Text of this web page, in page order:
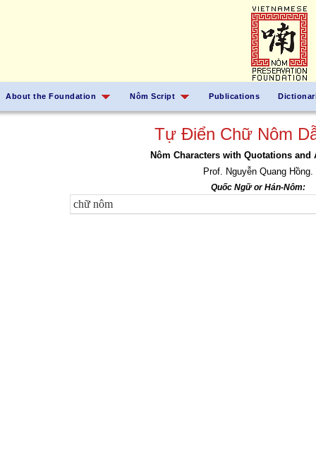
About the Foundation Nôm Script Publications
Tự Điển Chữ Nôm
Nôm Characters with Quotations and
Prof. Nguyễn Quang Hồng.
Quốc Ngữ or Hán-Nôm: